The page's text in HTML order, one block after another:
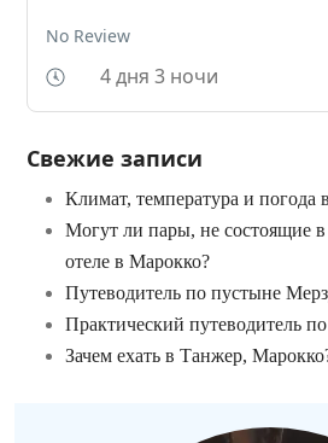
No Review
4 дня 3 ночи
Свежие записи
Климат, температура и погода
Могут ли пары, не состоящие в
отеле в Марокко?
Путеводитель по пустыне
Практический путеводитель по
Зачем ехать в Танжер,